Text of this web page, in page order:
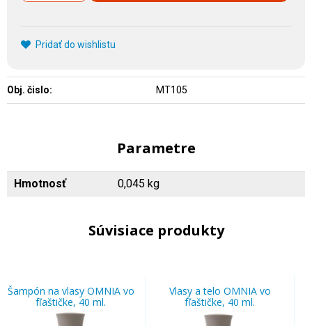
Pridať do wishlistu
Obj. čislo: MT105
Parametre
Hmotnosť 0,045 kg
Súvisiace produkty
Šampón na vlasy OMNIA vo
fľaštičke, 40 ml.
Vlasy a telo OMNIA vo
fľaštičke, 40 ml.